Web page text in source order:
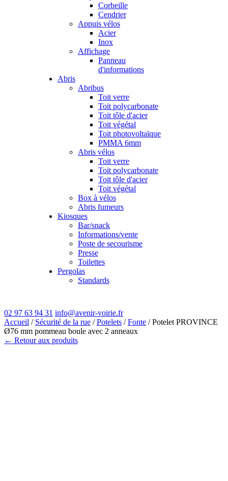
Corbeille
Cendrier
Appuis vélos
Acier
Inox
Affichage
Panneau
d'informations
Abris
Abribus
Toit verre
Toit polycarbonate
Toit tôle d'acier
Toit végétal
Toit photovoltaïque
PMMA 6mm
Abris vélos
Toit verre
Toit polycarbonate
Toit tôle d'acier
Toit végétal
Box à vélos
Abris fumeurs
Kiosques
Bar/snack
Informations/vente
Poste de secourisme
Presse
Toilettes
Pergolas
Standards
02 97 63 94 31 info@avenir-voirie.fr
Accueil / Sécurité de la rue /Potelets /Fonte / Potelet PROVINCE
Ø76 mm pommeau boule avec 2 anneaux
← Retour aux produits